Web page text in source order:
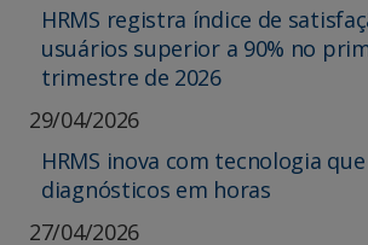
HRMS registra índice de
usuários superior a 90% no
trimestre de 2026
29/04/2026
HRMS inova com tecnologia
diagnósticos em horas
27/04/2026